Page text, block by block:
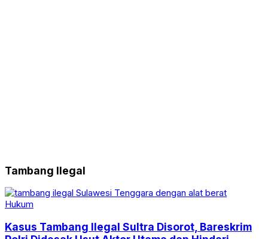
Tambang Ilegal
Hukum
Kasus Tambang Ilegal Sultra Disorot, Bareskrim